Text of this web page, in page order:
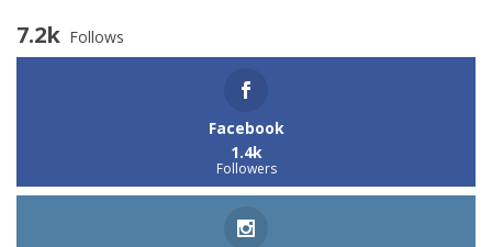
7.2k Follows
Facebook
1.4k
Followers